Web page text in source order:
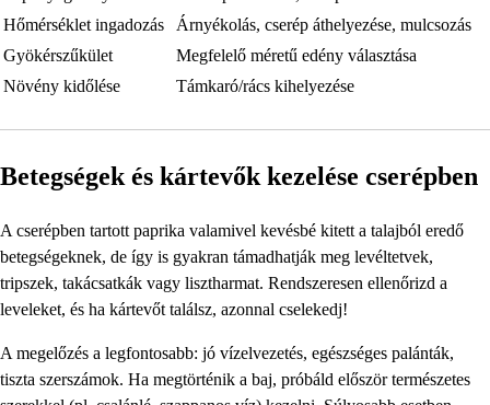
Hőmérséklet ingadozás
Árnyékolás, cserép áthelyezése, mulcsozás
Gyökérszűkület
Megfelelő méretű edény választása
Növény kidőlése
Támkaró/rács kihelyezése
Betegségek és kártevők kezelése cserépben
A cserépben tartott paprika valamivel kevésbé kitett a talajból eredő
betegségeknek, de így is gyakran támadhatják meg levéltetvek,
tripszek, takácsatkák vagy lisztharmat. Rendszeresen ellenőrizd a
leveleket, és ha kártevőt találsz, azonnal cselekedj!
A megelőzés a legfontosabb: jó vízelvezetés, egészséges palánták,
tiszta szerszámok. Ha megtörténik a baj, próbáld először természetes